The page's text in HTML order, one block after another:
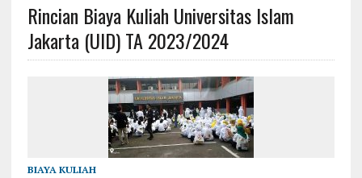
Rincian Biaya Kuliah Universitas Islam
Jakarta (UID) TA 2023/2024
BIAYA KULIAH